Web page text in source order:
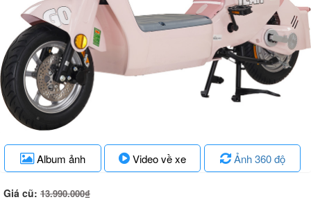
Album ảnh Video về xe Ảnh 360 độ
Giá cũ: 13.990.000₫